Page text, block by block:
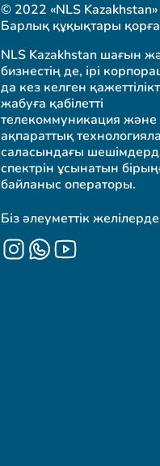
© 2022 «NLS
Барлық құқықтары
NLS Kazakhstan шағын
бизнестің де, ірі
да кез келген
жабуға қабілетті
телекоммуникация және
ақпараттық
саласындағы
спектрін ұсынатын
байланыс операторы.
Біз әлеуметтік